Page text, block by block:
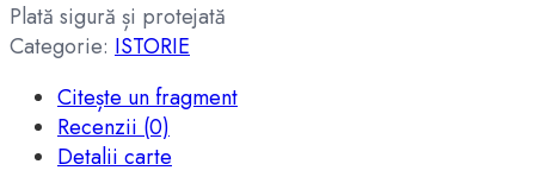
Plată sigură și protejată
Categorie: ISTORIE
Citește un fragment
Recenzii (0)
Detalii carte